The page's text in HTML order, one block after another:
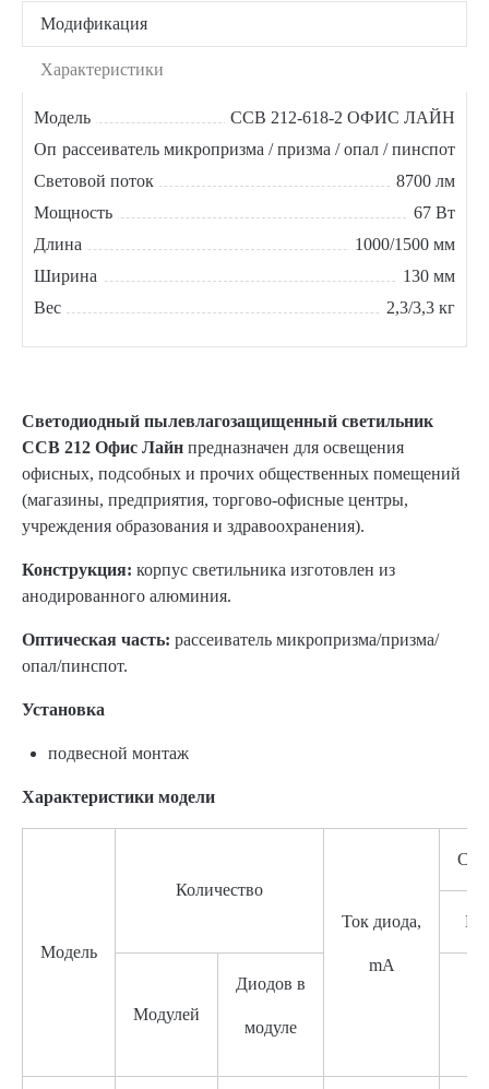
Модификация
Характеристики
Модель
ССВ 212-618-2 ОФИС ЛАЙН
Оптическая часть
рассеиватель микропризма / призма / опал / пинспот
Световой поток
8700 лм
Мощность
67 Вт
Длина
1000/1500 мм
Ширина
130 мм
Вес
2,3/3,3 кг
Светодиодный пылевлагозащищенный светильник
ССВ 212 Офис Лайн предназначен для освещения
офисных, подсобных и прочих общественных помещений
(магазины, предприятия, торгово-офисные центры,
учреждения образования и здравоохранения).
Конструкция: корпус светильника изготовлен из
анодированного алюминия.
Оптическая часть: рассеиватель микропризма/призма/
опал/пинспот.
Установка
подвесной монтаж
Характеристики модели
Модель
Количество
Ток диода,
mA
Модулей
Диодов в
модуле